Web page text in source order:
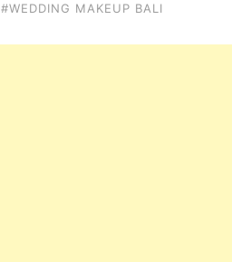
#WEDDING MAKEUP BALI